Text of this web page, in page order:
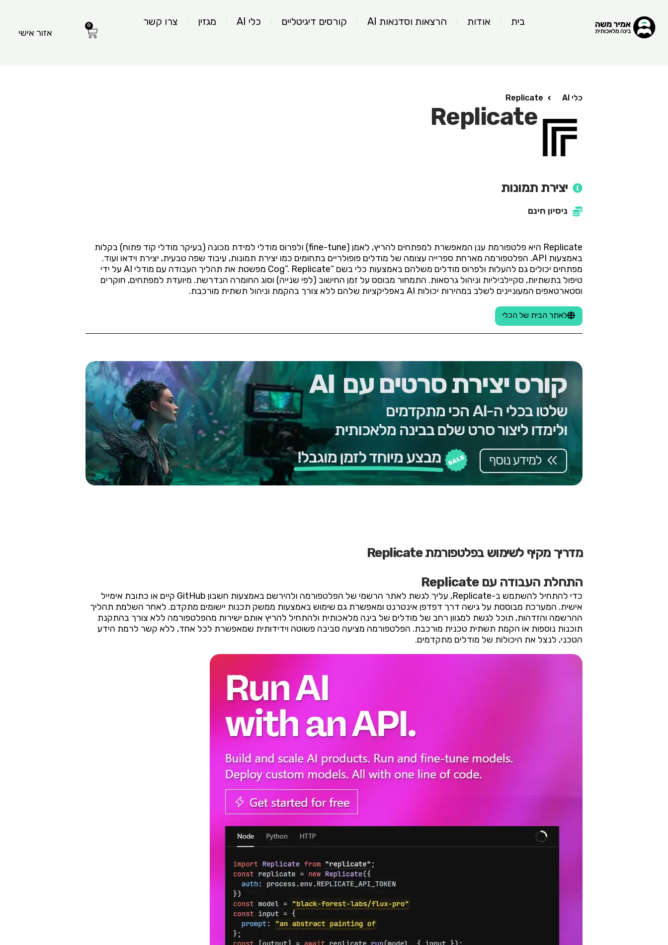
בית אודות הרצאות וסדנאות AI קורסים דיגיטליים כלי AI מגזין צרו קשר 0עגלת אזור אישי
כלי AI Replicate
Replicate
יצירת תמונות
ניסיון חינם
Replicate היא פלטפורמת ענן המאפשרת למפתחים להריץ, לאמן (fine-tune) ולפרוס מודלי למידת מכונה (בעיקר מודלי קוד פתוח) בקלות
באמצעות API. הפלטפורמה מארחת ספרייה עצומה של מודלים פופולריים בתחומים כמו יצירת תמונות, עיבוד שפה טבעית, יצירת וידאו ועוד.
מפתחים יכולים גם להעלות ולפרוס מודלים משלהם באמצעות כלי בשם “Cog”. Replicate מפשטת את תהליך העבודה עם מודלי AI על ידי
טיפול בתשתיות, סקיילביליות וניהול גרסאות. התמחור מבוסס על זמן החישוב (לפי שנייה) וסוג החומרה הנדרשת. מיועדת למפתחים, חוקרים
וסטארטאפים המעוניינים לשלב במהירות יכולות AI באפליקציות שלהם ללא צורך בהקמת וניהול תשתית מורכבת.
לאתר הבית של הכלי
מדריך מקיף לשימוש בפלטפורמת Replicate
התחלת העבודה עם Replicate
כדי להתחיל להשתמש ב-Replicate, עליך לגשת לאתר הרשמי של הפלטפורמה ולהירשם באמצעות חשבון GitHub קיים או כתובת אימייל
אישית. המערכת מבוססת על גישה דרך דפדפן אינטרנט ומאפשרת גם שימוש באמצעות ממשק תכנות יישומים מתקדם. לאחר השלמת תהליך
ההרשמה והזדהות, תוכל לגשת למגוון רחב של מודלים של בינה מלאכותית ולהתחיל להריץ אותם ישירות מהפלטפורמה ללא צורך בהתקנת
תוכנות נוספות או הקמת תשתית טכנית מורכבת. הפלטפורמה מציעה סביבה פשוטה וידידותית שמאפשרת לכל אחד, ללא קשר לרמת הידע
הטכני, לנצל את היכולות של מודלים מתקדמים.